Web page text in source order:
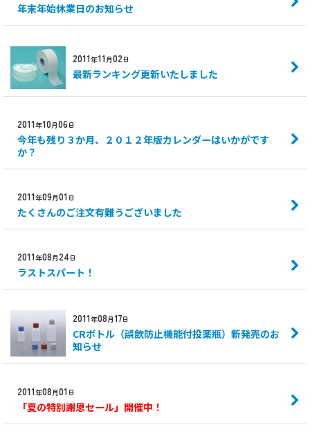
年末年始休業日のお知らせ
2011年11月02日
最新ランキング更新いたしました
2011年10月06日
今年も残り３か月、２０１２年版カレンダーはいかがです
か？
2011年09月01日
たくさんのご注文有難うございました
2011年08月 24日
ラストスパート！
2011年08月17日
CRボトル（誤飲防止機能付投薬瓶）新発売のお
知らせ
2011年08月01日
「夏の特別謝恩セール」開催中！